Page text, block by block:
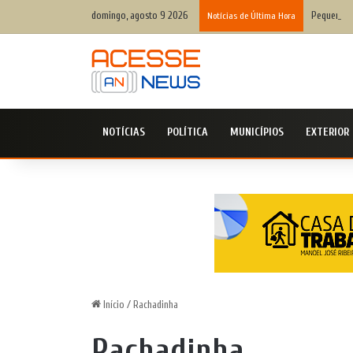
domingo, agosto 9 2026 Notícias de Última Hora
NOTÍCIAS POLÍTICA MUNICÍPIOS EXTERIOR
Início / Rachadinha